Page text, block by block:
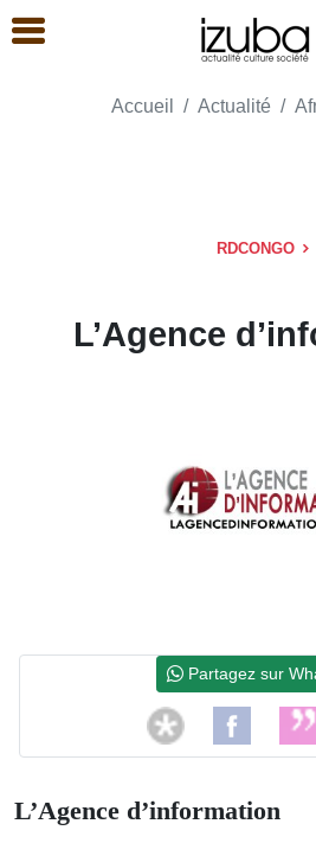
Accueil Actualité
RDCONGO
L’Agence
L’Agence d’information
Partagez sur